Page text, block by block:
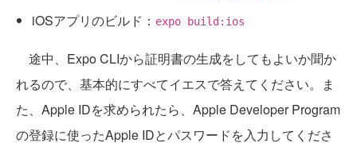
iOSアプリのビルド： expo build:ios
途中、Expo CLIから証明書の生成をしてもよいか聞か
れるので、基本的にすべてイエスで答えてください。ま
た、Apple IDを求められたら、Apple Developer Program
の登録に使ったApple IDとパスワードを入力してくださ